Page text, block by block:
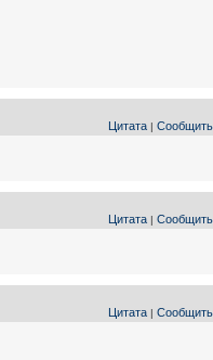
Цитата |
Цитата |
Цитата |